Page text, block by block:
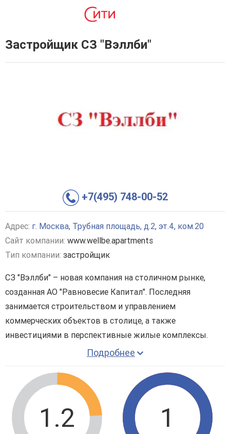
Застройщик СЗ "Вэллби"
+7(495) 748-00-52
Адрес: г. Москва, Трубная площадь, д.2, эт.4, ком.20
Сайт компании: www.wellbe.apartments
Тип компании: застройщик
СЗ "Вэллби" – новая компания на столичном рынке,
созданная АО "Равновесие Капитал". Последняя
занимается строительством и управлением
коммерческих объектов в столице, а также
инвестициями в перспективные жилые комплексы.
проектов на территории России.
Компания планирует возвести современный и
технологичный апарт-комплекс в Москве, г.
Подробнее
1.2 1